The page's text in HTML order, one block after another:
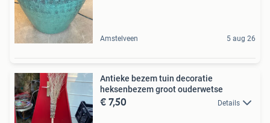
Amstelveen 5 aug 26
Antieke bezem tuin decoratie
heksenbezem groot ouderwetse
€ 7,50 Details